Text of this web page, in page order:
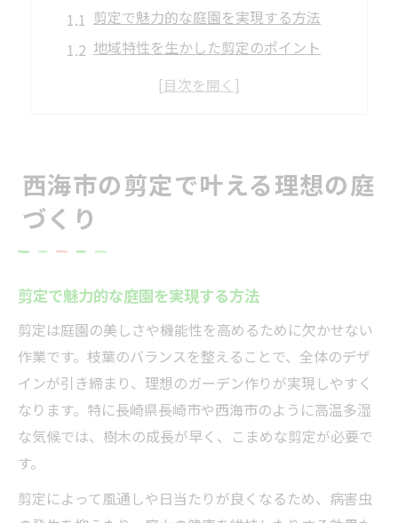
剪定で魅力的な庭園を実現する方法
地域特性を生かした剪定のポイント
四本堂公園に学ぶ庭づくりの工夫
剪定と設計で調和の取れた庭園作り
松田造園の手法に学ぶ剪定活用術
剪定視点で考えるデザイン設計の工夫
剪定が叶える長持ちする庭園の特徴
剪定技術で庭を魅力的に保つコツ
剪定技術で庭の美観を高める秘訣
剪定による植栽の健康維持方法
プロの剪定技術が光る庭管理の裏技
剪定タイミングで庭の印象を変える技
西海市の剪定で叶える理想の庭
づくり
剪定で魅力的な庭園を実現する方法
剪定は庭園の美しさや機能性を高めるために欠かせない
作業です。枝葉のバランスを整えることで、全体のデザ
インが引き締まり、理想のガーデン作りが実現しやすく
なります。特に長崎県長崎市や西海市のように高温多湿
な気候では、樹木の成長が早く、こまめな剪定が必要で
す。
剪定によって風通しや日当たりが良くなるため、病害虫